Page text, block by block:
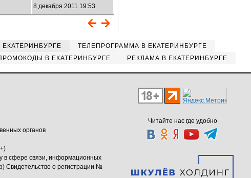
8 декабря 2011 19:53
ТЕЛЕПРОГРАММА В ЕКАТЕРИНБУРГЕ
В ЕКАТЕРИНБУРГЕ РЕКЛАМА В ЕКАТЕРИНБУРГЕ
Читайте нас где удобно
органов
в сфере связи, информационных
Свидетельство о регистрации №